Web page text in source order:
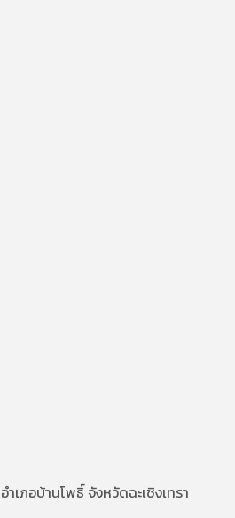
เภอบ้านโพธิ์ จังหวัดฉะเชิงเทรา